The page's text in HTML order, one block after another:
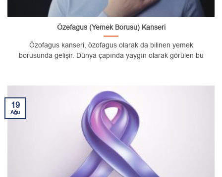
Özefagus (Yemek Borusu) Kanseri
Özofagus kanseri, özofagus olarak da bilinen yemek
borusunda gelişir. Dünya çapında yaygın olarak görülen bu
19
Ağu